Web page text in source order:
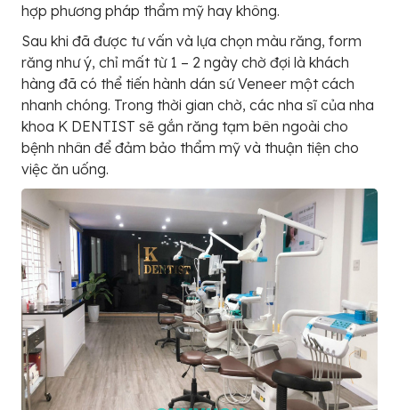
hợp phương pháp thẩm mỹ hay không.
Sau khi đã được tư vấn và lựa chọn màu răng, form
răng như ý, chỉ mất từ 1 – 2 ngày chờ đợi là khách
hàng đã có thể tiến hành dán sứ Veneer một cách
nhanh chóng. Trong thời gian chờ, các nha sĩ của nha
khoa K DENTIST sẽ gắn răng tạm bên ngoài cho
bệnh nhân để đảm bảo thẩm mỹ và thuận tiện cho
việc ăn uống.